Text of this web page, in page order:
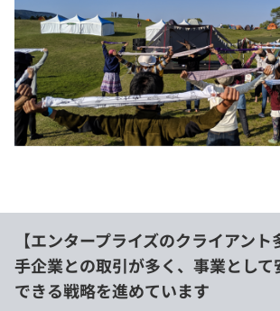
【エンタープライズのクライアン
手企業との取引が多く、事業として
できる戦略を進めています